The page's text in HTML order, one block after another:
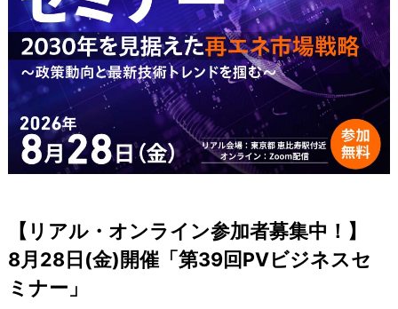
【リアル・オンライン参加者募集中！】
8月28日(金)開催「第39回PVビジネスセ
ミナー」